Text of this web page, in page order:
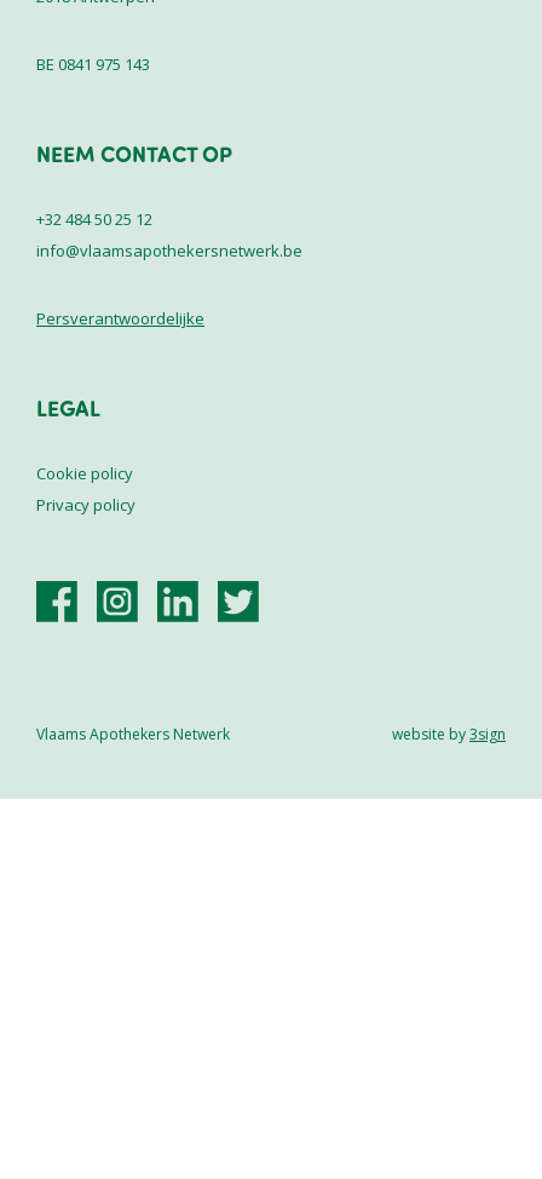
BE 0841 975 143
NEEM CONTACT OP
+32 484 50 25 12
info@vlaamsapothekersnetwerk.be
Persverantwoordelijke
LEGAL
Cookie policy
Privacy policy
Vlaams Apothekers Netwerk website by3sign